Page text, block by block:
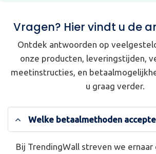
Vragen? Hier vindt u de
Ontdek antwoorden op
onze producten, leveringstijden,
meetinstructies, en
u graag verder.
Welke betaalmethoden
Bij TrendingWall streven we ernaar